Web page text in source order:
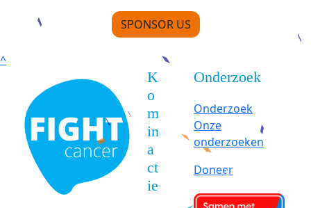
SPONSOR US
^
K
o
m
in
a
ct
ie
Onderzoek
Onderzoek
Onze
onderzoeken
Doneer